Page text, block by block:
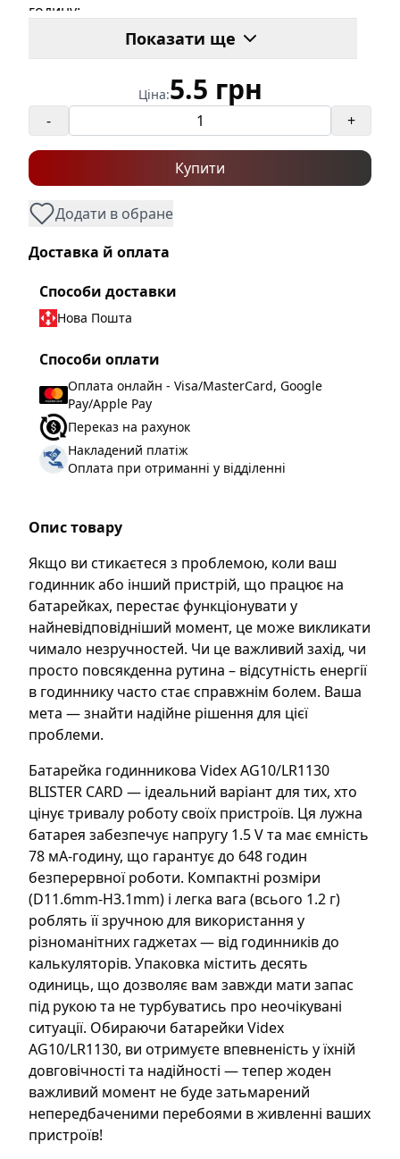
годину:
D11.6mm-H3.1mm
Кількість в упаковці:
10шт
Робоча напруга
12 V
Бренд: VIDEX
Показати ще
Ціна:5.5 грн
- +
Купити
Додати в обране
Доставка й оплата
Способи доставки
Нова Пошта
Способи оплати
Оплата онлайн - Visa/MasterCard, Google
Pay/Apple Pay
Переказ на рахунок
Накладений платіж
Оплата при отриманні у відділенні
Опис товару
Якщо ви стикаєтеся з проблемою, коли ваш
годинник або інший пристрій, що працює на
батарейках, перестає функціонувати у
найневідповідніший момент, це може викликати
чимало незручностей. Чи це важливий захід, чи
просто повсякденна рутина – відсутність енергії
в годиннику часто стає справжнім болем. Ваша
мета — знайти надійне рішення для цієї
проблеми.
Батарейка годинникова Videx AG10/LR1130
BLISTER CARD — ідеальний варіант для тих, хто
цінує тривалу роботу своїх пристроїв. Ця лужна
батарея забезпечує напругу 1.5 V та має ємність
78 мА-годину, що гарантує до 648 годин
безперервної роботи. Компактні розміри
(D11.6mm-H3.1mm) і легка вага (всього 1.2 г)
роблять її зручною для використання у
різноманітних гаджетах — від годинників до
калькуляторів. Упаковка містить десять
одиниць, що дозволяє вам завжди мати запас
під рукою та не турбуватись про неочікувані
ситуації. Обираючи батарейки Videx
AG10/LR1130, ви отримуєте впевненість у їхній
довговічності та надійності — тепер жоден
важливий момент не буде затьмарений
непередбаченими перебоями в живленні ваших
пристроїв!